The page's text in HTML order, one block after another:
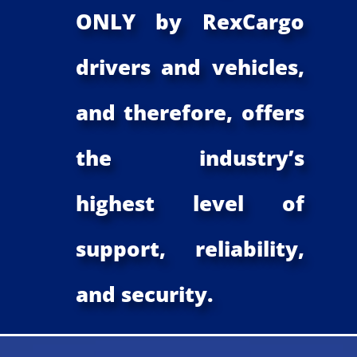
ONLY by RexCargo
drivers and vehicles,
and therefore, offers
the industry’s
highest level of
support, reliability,
and security.